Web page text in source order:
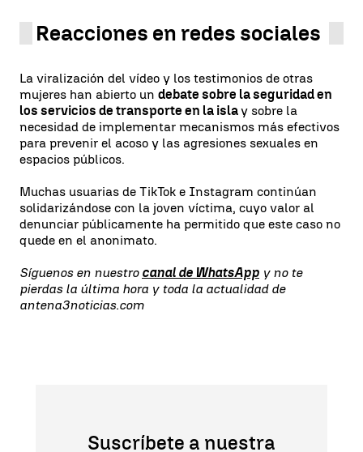
Reacciones en redes sociales
La viralización del vídeo y los testimonios de otras
mujeres han abierto un debate sobre la seguridad en
los servicios de transporte en la islay sobre la
necesidad de implementar mecanismos más efectivos
para prevenir el acoso y las agresiones sexuales en
espacios públicos.
Muchas usuarias de TikTok e Instagram continúan
solidarizándose con la joven víctima, cuyo valor al
denunciar públicamente ha permitido que este caso no
quede en el anonimato.
Síguenos en nuestro canal de WhatsApp y no te
pierdas la última hora y toda la actualidad de
antena3noticias.com
Suscríbete a nuestra